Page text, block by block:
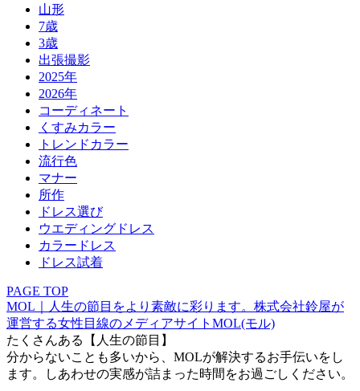
山形
7歳
3歳
出張撮影
2025年
2026年
コーディネート
くすみカラー
トレンドカラー
流行色
マナー
所作
ドレス選び
ウエディングドレス
カラードレス
ドレス試着
PAGE TOP
MOL｜人生の節目をより素敵に彩ります。株式会社鈴屋が
運営する女性目線のメディアサイトMOL(モル)
たくさんある【人生の節目】
分からないことも多いから、MOLが解決するお手伝いをし
ます。しあわせの実感が詰まった時間をお過ごしください。